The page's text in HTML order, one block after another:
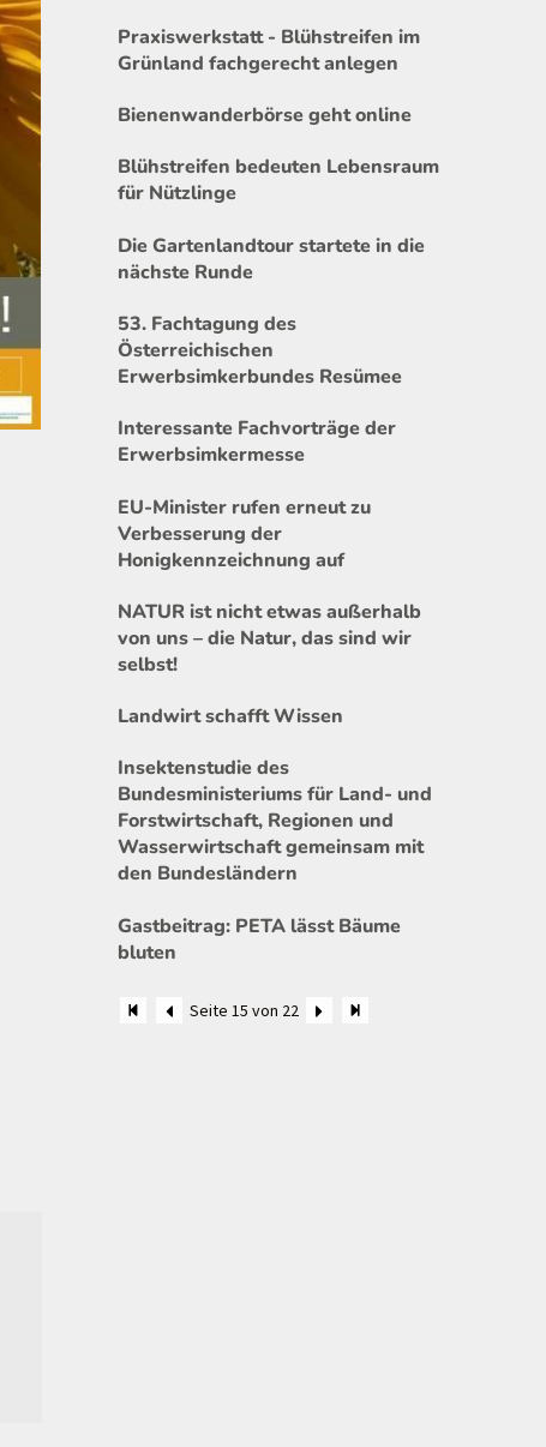
Praxiswerkstatt - Blühstreifen im
Grünland fachgerecht anlegen
Bienenwanderbörse geht online
Blühstreifen bedeuten Lebensraum
für Nützlinge
Die Gartenlandtour startete in die
nächste Runde
53. Fachtagung des
Österreichischen
Erwerbsimkerbundes Resümee
Interessante Fachvorträge der
Erwerbsimkermesse
EU-Minister rufen erneut zu
Verbesserung der
Honigkennzeichnung auf
NATUR ist nicht etwas außerhalb
von uns – die Natur, das sind wir
selbst!
Landwirt schafft Wissen
Insektenstudie des
Bundesministeriums für Land- und
Forstwirtschaft, Regionen und
Wasserwirtschaft gemeinsam mit
den Bundesländern
Gastbeitrag: PETA lässt Bäume
bluten
Seite 15 von 22